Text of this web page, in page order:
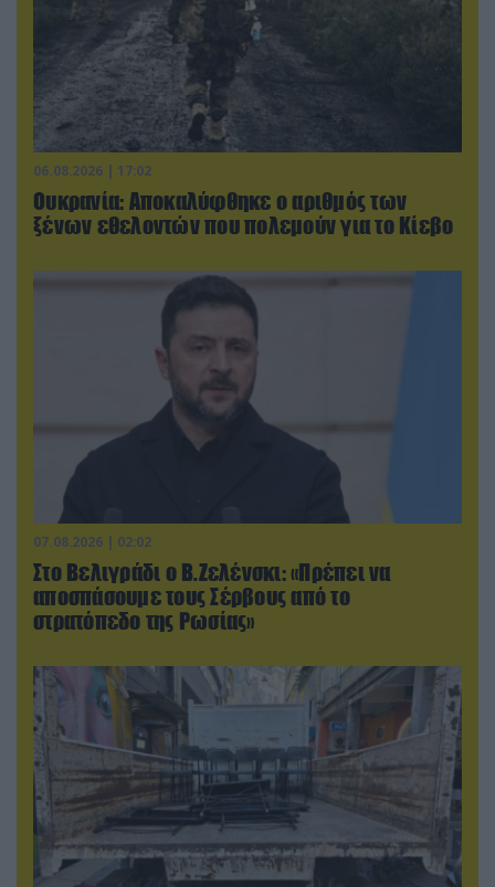
06.08.2026 | 17:02
Ουκρανία: Αποκαλύφθηκε ο αριθμός των
ξένων εθελοντών που πολεμούν για το Κίεβο
07.08.2026 | 02:02
Στο Βελιγράδι ο Β.Ζελένσκι: «Πρέπει να
αποσπάσουμε τους Σέρβους από το
στρατόπεδο της Ρωσίας»